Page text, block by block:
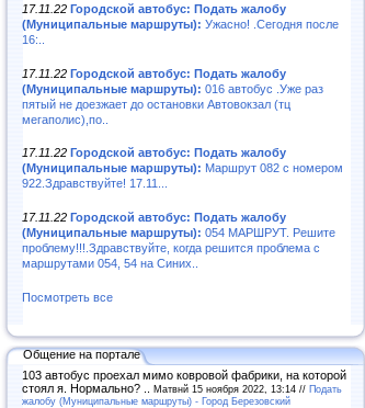
17.11.22 Городской автобус: Подать жалобу
(Муниципальные маршруты): Ужасно! .Сегодня после
16:..
17.11.22 Городской автобус: Подать жалобу
(Муниципальные маршруты): 016 автобус .Уже раз
пятый не доезжает до остановки Автовокзал (тц
мегаполис),по..
17.11.22 Городской автобус: Подать жалобу
(Муниципальные маршруты): Маршрут 082 с номером
922.Здравствуйте! 17.11...
17.11.22 Городской автобус: Подать жалобу
(Муниципальные маршруты): 054 МАРШРУТ. Решите
проблему!!!.Здравствуйте, когда решится проблема с
маршрутами 054, 54 на Синих..
Посмотреть все
Общение на портале
103 автобус проехал мимо ковровой фабрики, на которой
стоял я. Нормально? .. Матвнй 15 ноября 2022, 13:14 // Подать
жалобу (Муниципальные маршруты) - Город Березовский